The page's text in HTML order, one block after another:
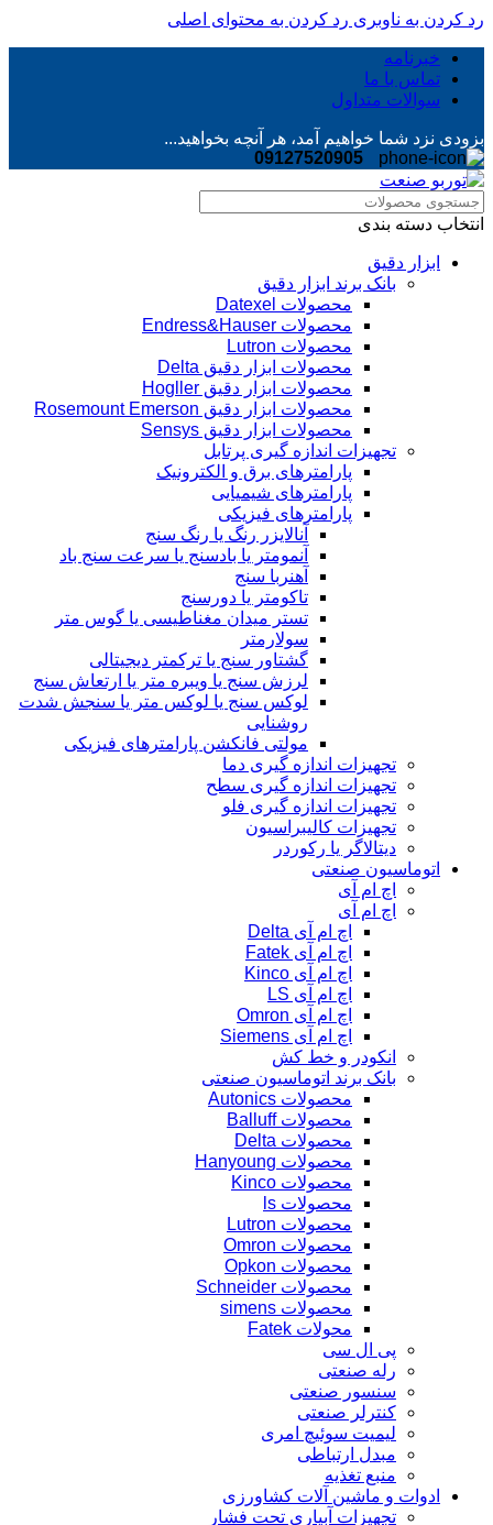
رد کردن به ناوبری رد کردن به محتوای اصلی
خبرنامه
تماس با ما
سوالات متداول
بزودی نزد شما خواهیم آمد، هر آنچه بخواهید...
09127520905
انتخاب دسته بندی
ابزار دقیق
بانک برند ابزار دقیق
محصولات Datexel
محصولات Endress&Hauser
محصولات Lutron
محصولات ابزار دقیق Delta
محصولات ابزار دقیق Hogller
محصولات ابزار دقیق Rosemount Emerson
محصولات ابزار دقیق Sensys
تجهیزات اندازه گیری پرتابل
پارامترهای برق و الکترونیک
پارامترهای شیمیایی
پارامترهای فیزیکی
آنالایزر رنگ یا رنگ سنج
آنمومتر یا بادسنج یا سرعت سنج باد
آهنربا سنج
تاکومتر یا دورسنج
تستر میدان مغناطیسی یا گوس متر
سولارمتر
گشتاور سنج یا ترکمتر دیجیتالی
لرزش سنج یا ویبره متر یا ارتعاش سنج
لوکس سنج یا لوکس متر یا سنجش شدت
روشنایی
مولتی فانکشن پارامترهای فیزیکی
تجهیزات اندازه گیری دما
تجهیزات اندازه گیری سطح
تجهیزات اندازه گیری فلو
تجهیزات کالیبراسیون
دیتالاگر یا رکوردر
اتوماسیون صنعتی
اچ ام آی
اچ ام آی
اچ ام آی Delta
اچ ام آی Fatek
اچ ام آی Kinco
اچ ام آی LS
اچ ام آی Omron
اچ ام آی Siemens
انکودر و خط کش
بانک برند اتوماسیون صنعتی
محصولات Autonics
محصولات Balluff
محصولات Delta
محصولات Hanyoung
محصولات Kinco
محصولات ls
محصولات Lutron
محصولات Omron
محصولات Opkon
محصولات Schneider
محصولات simens
محولات Fatek
پی ال سی
رله صنعتی
سنسور صنعتی
کنترلر صنعتی
لیمیت سوئیچ امری
مبدل ارتباطی
منبع تغذیه
ادوات و ماشین آلات کشاورزی
تجهیزات آبیاری تحت فشار